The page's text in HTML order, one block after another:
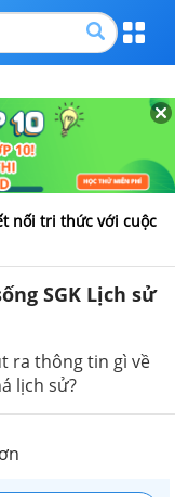
nối tri thức với cuộc
SGK Lịch sử
ra thông tin gì về
lịch sử?